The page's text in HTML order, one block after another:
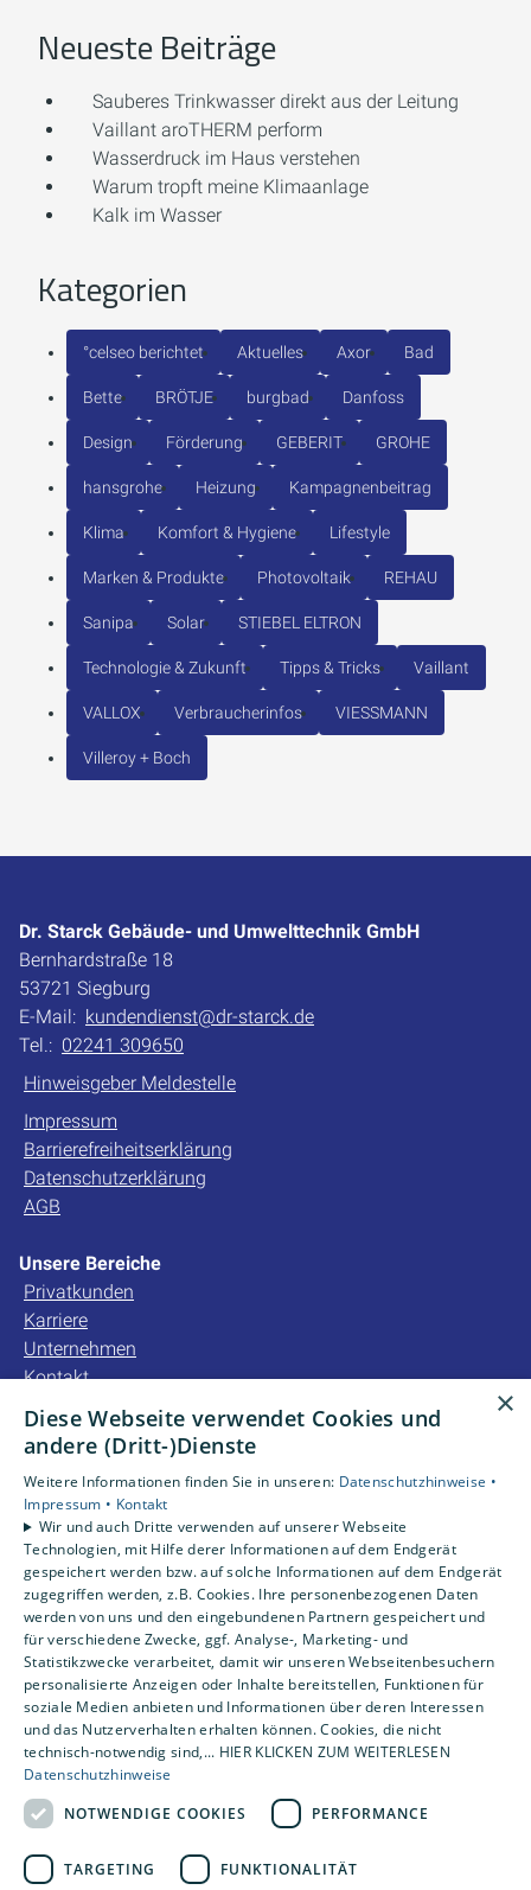
Neueste Beiträge
Sauberes Trinkwasser direkt aus der Leitung
Vaillant aroTHERM perform
Wasserdruck im Haus verstehen
Warum tropft meine Klimaanlage
Kalk im Wasser
Kategorien
°celseo berichtet Aktuelles Axor Bad
Bette BRÖTJE burgbad Danfoss
Design Förderung GEBERIT GROHE
hansgrohe Heizung Kampagnenbeitrag
Klima Komfort & Hygiene Lifestyle
Marken & Produkte Photovoltaik REHAU
Sanipa Solar STIEBEL ELTRON
Technologie & Zukunft Tipps & Tricks Vaillant
VALLOX Verbraucherinfos VIESSMANN
Villeroy + Boch
Dr. Starck Gebäude- und Umwelttechnik GmbH
Bernhardstraße 18
53721 Siegburg
E-Mail: kundendienst@dr-starck.de
Tel.: 02241 309650
Hinweisgeber Meldestelle
Impressum
Barrierefreiheitserklärung
Datenschutzerklärung
AGB
Unsere Bereiche
Privatkunden
Karriere
Unternehmen
Kontakt
Unsere Bewertungen
4,2
×
Diese Webseite verwendet Cookies und
andere (Dritt-)Dienste
Weitere Informationen finden Sie in unseren: Datenschutzhinweise •
Impressum • Kontakt
Wir und auch Dritte verwenden auf unserer Webseite
Technologien, mit Hilfe derer Informationen auf dem Endgerät
gespeichert werden bzw. auf solche Informationen auf dem Endgerät
zugegriffen werden, z.B. Cookies. Ihre personenbezogenen Daten
werden von uns und den eingebundenen Partnern gespeichert und
für verschiedene Zwecke, ggf. Analyse-, Marketing- und
Statistikzwecke verarbeitet, damit wir unseren Webseitenbesuchern
personalisierte Anzeigen oder Inhalte bereitstellen, Funktionen für
soziale Medien anbieten und Informationen über deren Interessen
und das Nutzerverhalten erhalten können. Cookies, die nicht
technisch-notwendig sind,... HIER KLICKEN ZUM WEITERLESEN
Datenschutzhinweise
NOTWENDIGE COOKIES
PERFORMANCE
TARGETING FUNKTIONALITÄT